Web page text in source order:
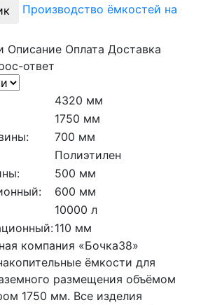
Производство ёмкостей на
Описание Оплата Доставка
ответ
4320 мм
1750 мм
700 мм
Полиэтилен
500 мм
600 мм
10000 л
110 мм
компания «Бочка38»
ёмкости для
размещения объёмом
1750 мм. Все изделия